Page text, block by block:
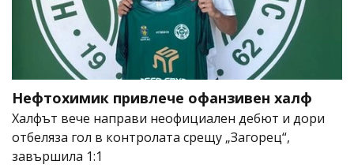
Нефтохимик привлече офанзивен халф
Халфът вече направи неофициален дебют и дори
отбеляза гол в контролата срещу „Загорец“,
завършила 1:1